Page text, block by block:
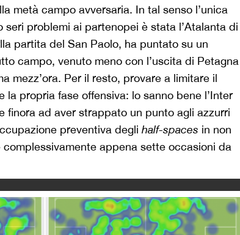
metà campo avversaria. In tal senso l’unica
problemi ai partenopei è stata l’Atalanta di
partita del San Paolo, ha puntato su un
campo, venuto meno con l’uscita di Petagna
mezz’ora. Per il resto, provare a limitare il
la propria fase offensiva: lo sanno bene l’Inter
finora ad aver strappato un punto agli azzurri
preventiva degli half-spaces in non
appena sette occasioni da